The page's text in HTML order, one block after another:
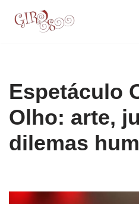
Espetáculo
Olho: arte,
dilemas